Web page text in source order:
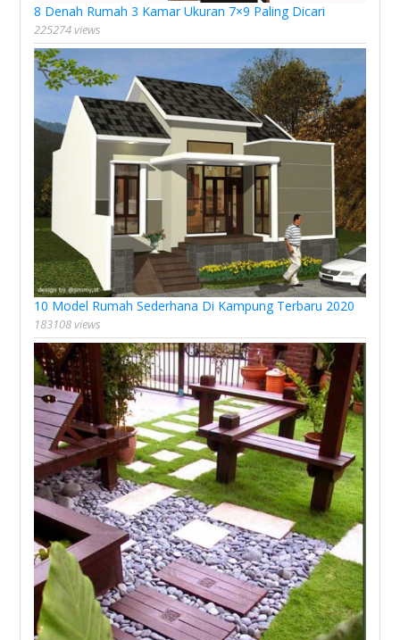
8 Denah Rumah 3 Kamar Ukuran 7×9 Paling Dicari
225274 views
10 Model Rumah Sederhana Di Kampung Terbaru 2020
183108 views